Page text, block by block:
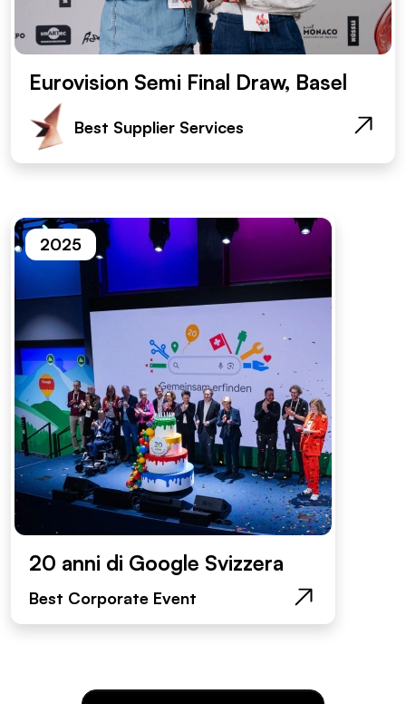
Eurovision Semi Final Draw, Basel
Best Supplier Services
2025
20 anni di Google Svizzera
Best Corporate Event